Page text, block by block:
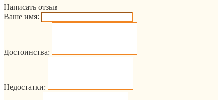
Написать отзыв
Ваше имя:
Достоинства:
Недостатки: